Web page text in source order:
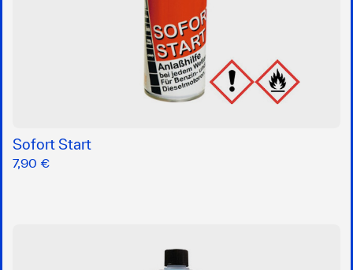
Sofort Start
7,90 €